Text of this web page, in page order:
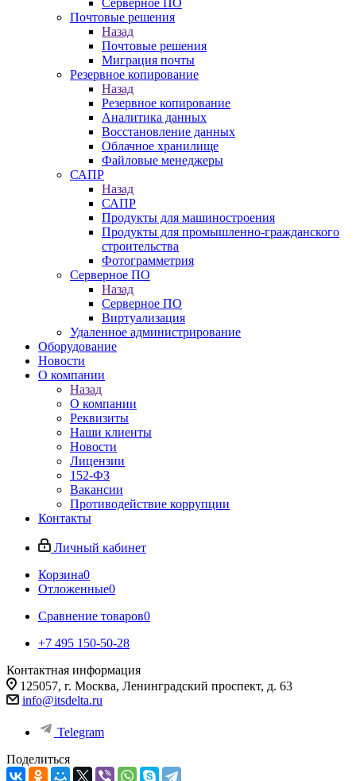
Серверное ПО
Почтовые решения
Назад
Почтовые решения
Миграция почты
Резервное копирование
Назад
Резервное копирование
Аналитика данных
Восстановление данных
Облачное хранилище
Файловые менеджеры
САПР
Назад
САПР
Продукты для машиностроения
Продукты для промышленно-гражданского
строительства
Фотограмметрия
Серверное ПО
Назад
Серверное ПО
Виртуализация
Удаленное администрирование
Оборудование
Новости
О компании
Назад
О компании
Реквизиты
Наши клиенты
Новости
Лицензии
152-ФЗ
Вакансии
Противодействие коррупции
Контакты
Личный кабинет
Корзина0
Отложенные0
Сравнение товаров0
+7 495 150-50-28
Контактная информация
125057, г. Москва, Ленинградский проспект, д. 63
info@itsdelta.ru
Telegram
Поделиться